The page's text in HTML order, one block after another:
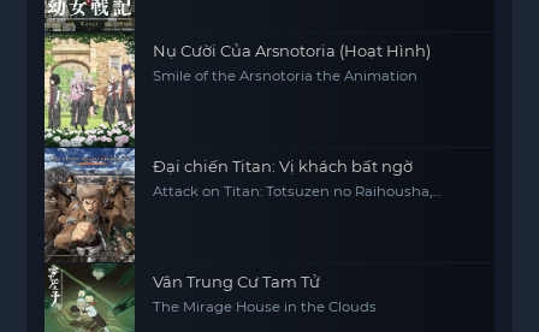
Nụ Cười Của Arsnotoria (Hoạt Hình)
Smile of the Arsnotoria the Animation
Đại chiến Titan: Vị khách bất ngờ
Attack on Titan: Totsuzen no Raihousha,
Vân Trung Cư Tam Tử
The Mirage House in the Clouds